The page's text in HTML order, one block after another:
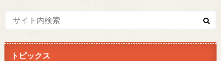
トピックス